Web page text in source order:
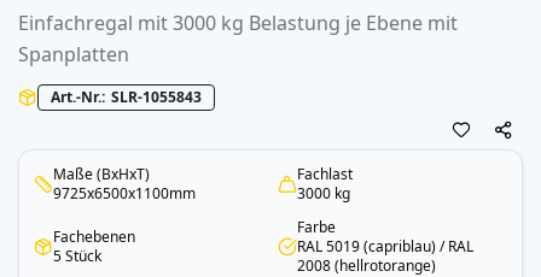
Einfachregal mit 3000 kg Belastung je Ebene mit
Spanplatten
Art.-Nr. SLR-1055843
Maße (BxHxT)
9725x6500x1100mm
Fachlast
3000 kg
Fachebenen
5 Stück
Farbe
RAL 5019 (capriblau) / RAL
2008 (hellrotorange)